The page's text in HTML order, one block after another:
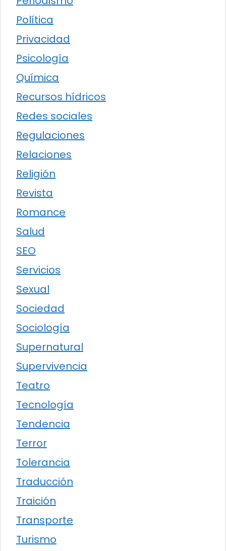
Política
Privacidad
Psicología
Química
Recursos hídricos
Redes sociales
Regulaciones
Relaciones
Religión
Revista
Romance
Salud
SEO
Servicios
Sexual
Sociedad
Sociología
Supernatural
Supervivencia
Teatro
Tecnología
Tendencia
Terror
Tolerancia
Traducción
Traición
Transporte
Turismo